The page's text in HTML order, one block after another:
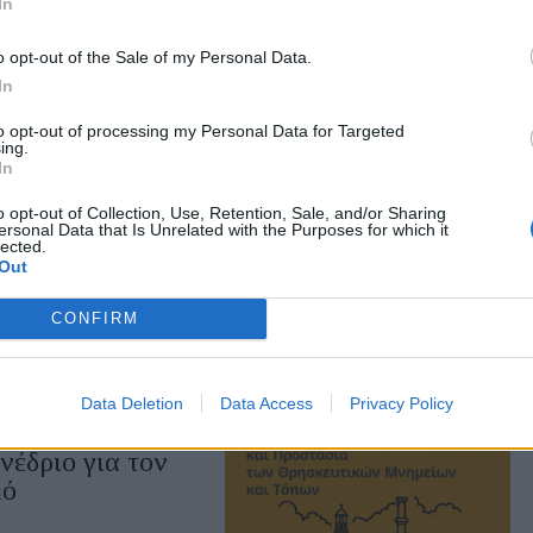
opt-out of the Sale of my Personal Data.
opt-out of processing my Personal Data for Targeted
opt-out of Collection, Use, Retention, Sale, and/or Sharing
Data that Is Unrelated with the Purposes for which it
CONFIRM
Data Deletion Data Access Privacy Policy
διακοπές
μένει χωρίς
12 ώρες και ζητά
Αυγούστου 1936
για τον